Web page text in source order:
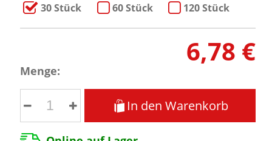
30 Stück 60 Stück 120 Stück
6,78 €
Menge:
In den Warenkorb